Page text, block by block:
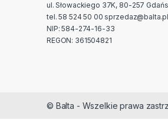
ul. Słowackiego 37K, 80-257
tel. 58 524 50 00sprzedaz@balta.pl
NIP: 584-274-16-33
REGON: 361504821
© Balta - Wszelkie prawa